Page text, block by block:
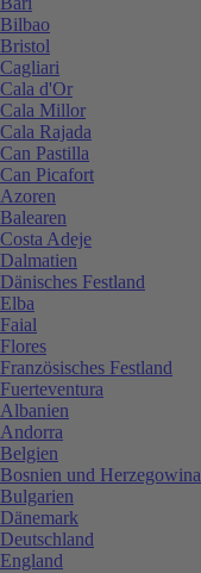
Bilbao
Bristol
Cagliari
Cala d'Or
Cala Millor
Cala Rajada
Can Pastilla
Can Picafort
Azoren
Balearen
Costa Adeje
Dalmatien
Dänisches Festland
Elba
Faial
Flores
Französisches Festland
Fuerteventura
Albanien
Andorra
Belgien
Bosnien und Herzegowina
Bulgarien
Dänemark
Deutschland
England